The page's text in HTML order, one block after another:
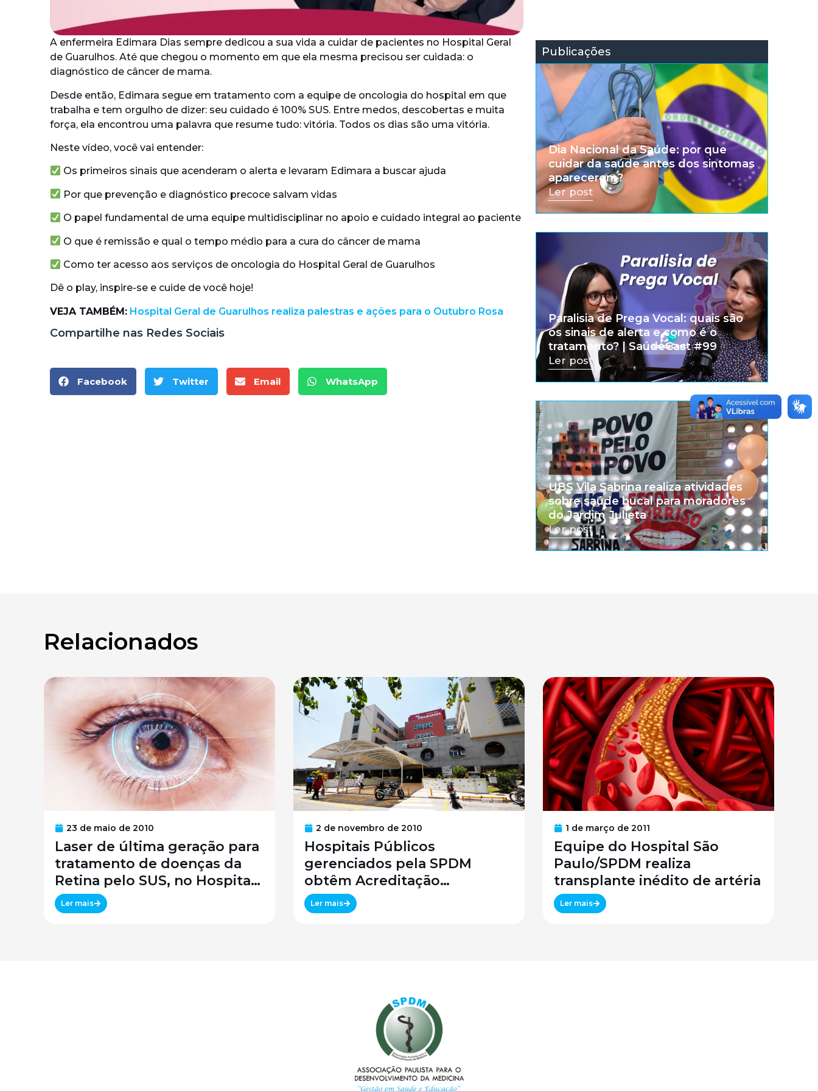
A enfermeira Edimara Dias sempre dedicou a sua vida a cuidar de pacientes no Hospital Geral
de Guarulhos. Até que chegou o momento em que ela mesma precisou ser cuidada: o
diagnóstico de câncer de mama.
Desde então, Edimara segue em tratamento com a equipe de oncologia do hospital em que
trabalha e tem orgulho de dizer: seu cuidado é 100% SUS. Entre medos, descobertas e muita
força, ela encontrou uma palavra que resume tudo: vitória. Todos os dias são uma vitória.
Neste vídeo, você vai entender:
Os primeiros sinais que acenderam o alerta e levaram Edimara a buscar ajuda
Por que prevenção e diagnóstico precoce salvam vidas
O papel fundamental de uma equipe multidisciplinar no apoio e cuidado integral ao paciente
O que é remissão e qual o tempo médio para a cura do câncer de mama
Como ter acesso aos serviços de oncologia do Hospital Geral de Guarulhos
Dê o play, inspire-se e cuide de você hoje!
VEJA TAMBÉM: Hospital Geral de Guarulhos realiza palestras e ações para o Outubro Rosa
Compartilhe nas Redes Sociais
Facebook Twitter Email WhatsApp
Publicações
Dia Nacional da Saúde: por que
cuidar da saúde antes dos sintomas
aparecerem?
Ler post
Paralisia de Prega Vocal: quais são
os sinais de alerta e como é o
tratamento? | SaúdeCast #99
Ler post
UBS Vila Sabrina realiza atividades
sobre saúde bucal para moradores
do Jardim Julieta
Ler post
Relacionados
23 de maio de 2010
Laser de última geração para
tratamento de doenças da
Retina pelo SUS, no Hospital
São Paulo / SPDM / UNIFESP
Ler mais
2 de novembro de 2010
Hospitais Públicos
gerenciados pela SPDM
obtêm Acreditação
Canadense
Ler mais
1 de março de 2011
Equipe do Hospital São
Paulo/SPDM realiza
transplante inédito de artéria
Ler mais